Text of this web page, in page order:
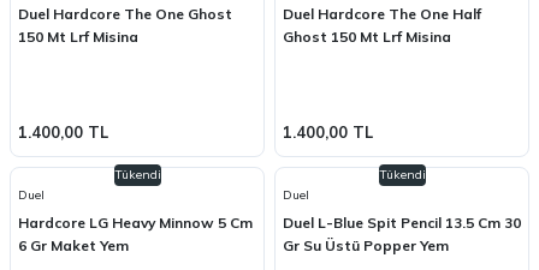
Duel Hardcore The One Ghost
150 Mt Lrf Misina
1.400,00 TL
Duel Hardcore The One Half
Ghost 150 Mt Lrf Misina
1.400,00 TL
Tükendi
Duel
Hardcore LG Heavy Minnow 5 Cm
6 Gr Maket Yem
Tükendi
Duel
Duel L-Blue Spit Pencil 13.5 Cm 30
Gr Su Üstü Popper Yem